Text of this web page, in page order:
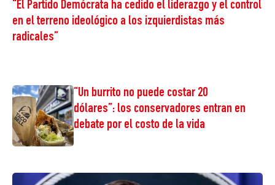
“El Partido Demócrata ha cedido el liderazgo y el control
en el terreno ideológico a los izquierdistas más
radicales”
“Un burrito no puede costar 20
dólares”: los conservadores entran en
debate por el costo de la vida